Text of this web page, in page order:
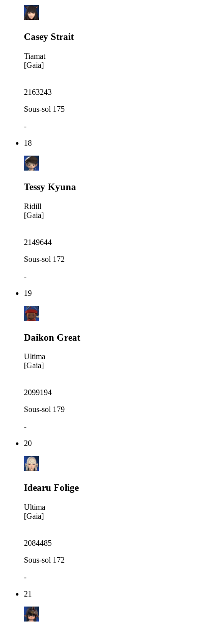
Casey Strait
Tiamat
[Gaia]
2163243
Sous-sol 175
-
18
Tessy Kyuna
Ridill
[Gaia]
2149644
Sous-sol 172
-
19
Daikon Great
Ultima
[Gaia]
2099194
Sous-sol 179
-
20
Idearu Folige
Ultima
[Gaia]
2084485
Sous-sol 172
-
21